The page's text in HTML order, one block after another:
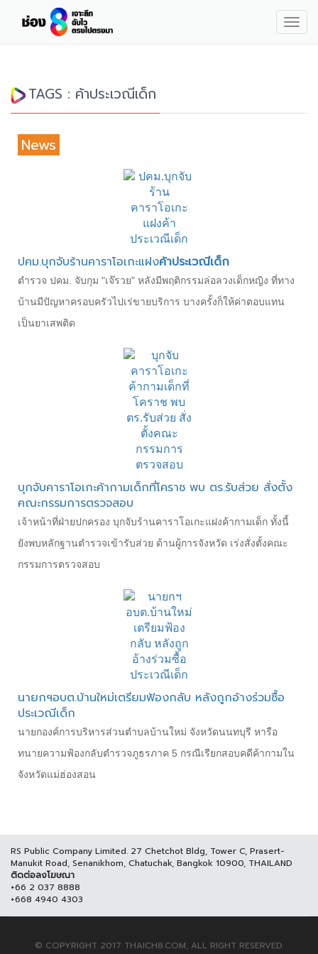
TAGS : ค้าประเวณีเด็ก
News
ปคม.บุกจับร้านคาราโอเกะแฝงค้าประเวณีเด็ก
ตำรวจ ปคม. จับกุม "เจ๊รวย" หลังมีพฤติกรรมล่อลวงเด็กหญิง ที่ทาง
บ้านมีปัญหาครอบครัวไปเร่ขายบริการ บางครั้งก็ให้ค่าตอบแทน
เป็นยาเสพติด
บุกจับคาราโอเกะค้ากามเด็กที่โคราช พบ ตร.รับส่วย สั่งตั้ง
คณะกรรมการตรวจสอบ
เจ้าหน้าที่ฝ่ายปกครอง บุกจับร้านคาราโอเกะแฝงค้ากามเด็ก ทั้งนี้
ยังพบหลักฐานตำรวจเข้ารับส่วย ด้านผู้การจังหวัด เร่งสั่งตั้งคณะ
กรรมการตรวจสอบ
นายกฯอบต.บ้านใหม่เตรียมฟ้องกลับ หลังถูกอ้างร่วมซื้อ
ประเวณีเด็ก
นายกองค์การบริหารส่วนตำบลบ้านใหม่ จังหวัดนนทบุรี หารือ
ทนายความฟ้องกลับตำรวจภูธรภาค 5 กรณีเรียกสอบคดีค้ากามใน
จังหวัดแม่ฮ่องสอน
RS Public Company Limited. 27 Chetchot Bldg, Tower C, Prasert-
Manukit Road, Senanikhom, Chatuchak, Bangkok 10900, THAILAND
ติดต่อลงโฆษณา
+66 2 037 8888
+668 4940 4303
© COPYRIGHT 2017 THAICH8.COM, ALL RIGHT RESERVED.